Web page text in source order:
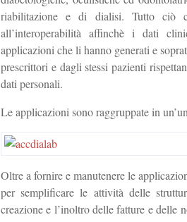
riabilitazione e di dialisi. Tutto ciò
all’interoperabilità affinchè i dati
applicazioni che li hanno generati e
prescrittori e dagli stessi pazienti
dati personali.
Le applicazioni sono raggruppate in
Oltre a fornire e manutenere le
per semplificare le attività delle
creazione e l’inoltro delle fatture e delle